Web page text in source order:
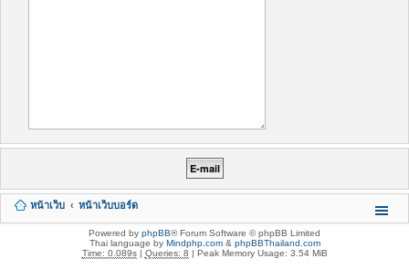
หน้าเว็บ หน้าเว็บบอร์ด
Powered by phpBB® Forum Software © phpBB Limited
Thai language by Mindphp.com& phpBBThailand.com
Time: 0.089s| Queries: 8 | Peak Memory Usage: 3.54 MiB